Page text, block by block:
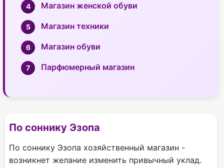
Магазин женской обуви
Магазин техники
Магазин обуви
Парфюмерный магазин
По соннику Эзопа
По соннику Эзопа хозяйственный магазин -
возникнет желание изменить привычный уклад.